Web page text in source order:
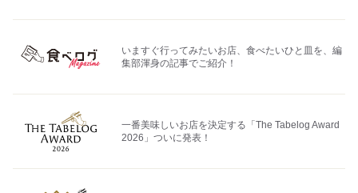
いますぐ行ってみたいお店、食べたいひと皿を、編
集部渾身の記事でご紹介！
一番美味しいお店を決定する「The Tabelog Award
2026」ついに発表！